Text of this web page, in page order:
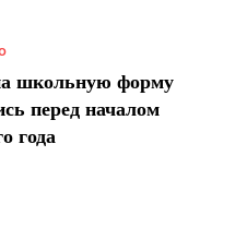
школьную форму
перед началом
года